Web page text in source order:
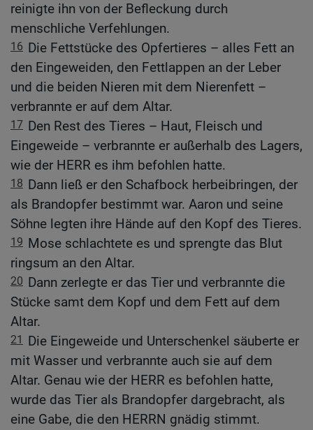
reinigte ihn von der Befleckung durch
menschliche Verfehlungen.
16 Die Fettstücke des Opfertieres – alles Fett an
den Eingeweiden, den Fettlappen an der Leber
und die beiden Nieren mit dem Nierenfett –
verbrannte er auf dem Altar.
17 Den Rest des Tieres – Haut, Fleisch und
Eingeweide – verbrannte er außerhalb des Lagers,
wie der HERR es ihm befohlen hatte.
18 Dann ließ er den Schafbock herbeibringen, der
als Brandopfer bestimmt war. Aaron und seine
Söhne legten ihre Hände auf den Kopf des Tieres.
19 Mose schlachtete es und sprengte das Blut
ringsum an den Altar.
20 Dann zerlegte er das Tier und verbrannte die
Stücke samt dem Kopf und dem Fett auf dem
Altar.
21
Die Eingeweide und Unterschenkel säuberte er
mit Wasser und verbrannte auch sie auf dem
Altar. Genau wie der HERR es befohlen hatte,
wurde das Tier als Brandopfer dargebracht, als
eine Gabe, die den HERRN gnädig stimmt.